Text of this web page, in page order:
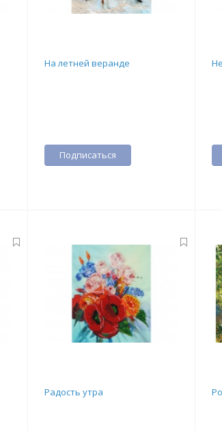
На летней веранде
Подписаться
Радость утра